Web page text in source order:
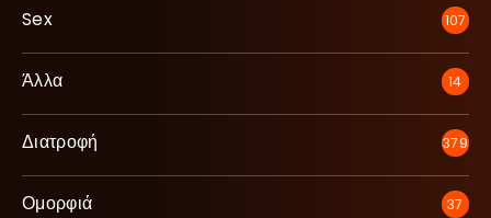
Sex 107
Άλλα 14
Διατροφή 379
Ομορφιά 37